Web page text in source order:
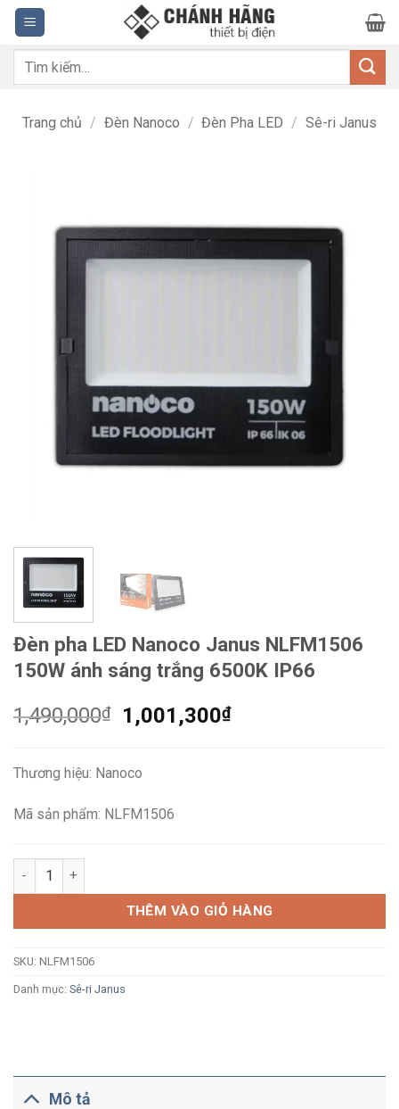
Bỏ
qua
nội
dung
Tìm
Trang chủ / Đèn Nanoco / Đèn Pha LED / Sê-ri Janus
Đèn pha LED Nanoco Janus NLFM1506
150W ánh sáng trắng 6500K IP66
1,490,000₫
Giá
1,490,000₫.
1,001,300₫Giá
Thương hiệu: Nanoco
Mã sản phẩm: NLFM1506
Đèn pha LED Nanoco Janus NLFM1506 150W ánh sáng trắng
THÊM VÀO GIỎ HÀNG
SKU: NLFM1506
Danh mục: Sê-ri Janus
Mô tả